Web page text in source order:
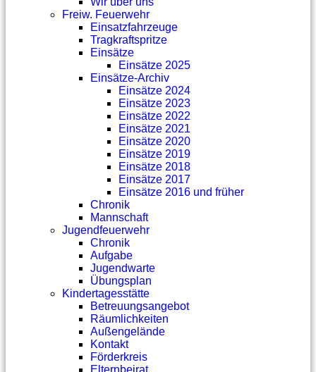
Freiw. Feuerwehr
Einsatzfahrzeuge
Tragkraftspritze
Einsätze
Einsätze 2025
Einsätze-Archiv
Einsätze 2024
Einsätze 2023
Einsätze 2022
Einsätze 2021
Einsätze 2020
Einsätze 2019
Einsätze 2018
Einsätze 2017
Einsätze 2016 und früher
Chronik
Mannschaft
Jugendfeuerwehr
Chronik
Aufgabe
Jugendwarte
Übungsplan
Kindertagesstätte
Betreuungsangebot
Räumlichkeiten
Außengelände
Kontakt
Förderkreis
Elternbeirat